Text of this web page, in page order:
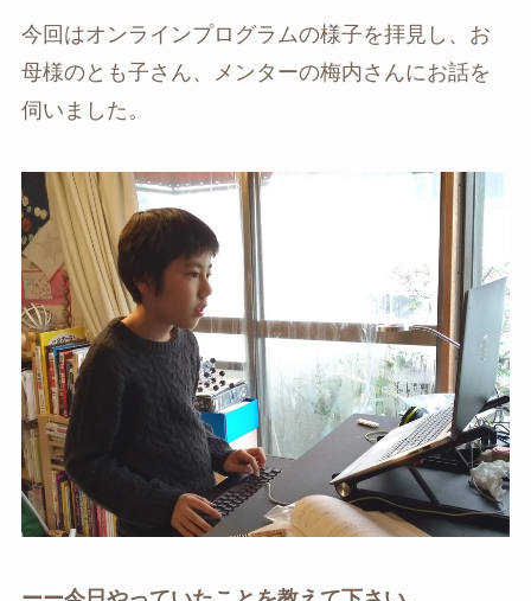
今回はオンラインプログラムの様子を拝見し、お
母様のとも子さん、メンターの梅内さんにお話を
伺いました。